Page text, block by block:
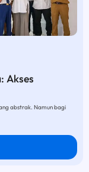
Akses
abstrak. Namun bagi